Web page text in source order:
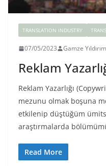
TRANSLATION INDUSTRY
07/05/2023 Gamze Yıldırım
Reklam
Reklam Yazarlığı
mezunu olmak boşuna
etkilenip düştüğüm
araştırmalarda
Read More